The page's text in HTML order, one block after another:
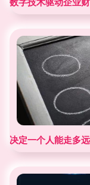
决定一个人能走多